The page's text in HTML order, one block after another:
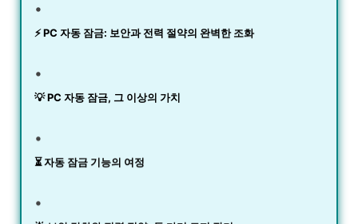
⚡️ PC 자동 잠금: 보안과 전력 절약의 완벽한 조화
💡 PC 자동 잠금, 그 이상의 가치
⏳ 자동 잠금 기능의 여정